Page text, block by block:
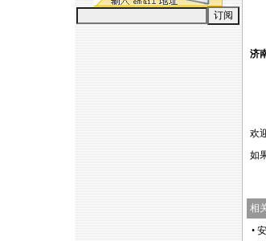
济
欢
如
相
•